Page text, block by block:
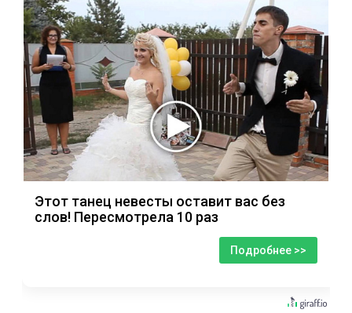
Этот танец невесты оставит вас без
слов! Пересмотрела 10 раз
Подробнее >>